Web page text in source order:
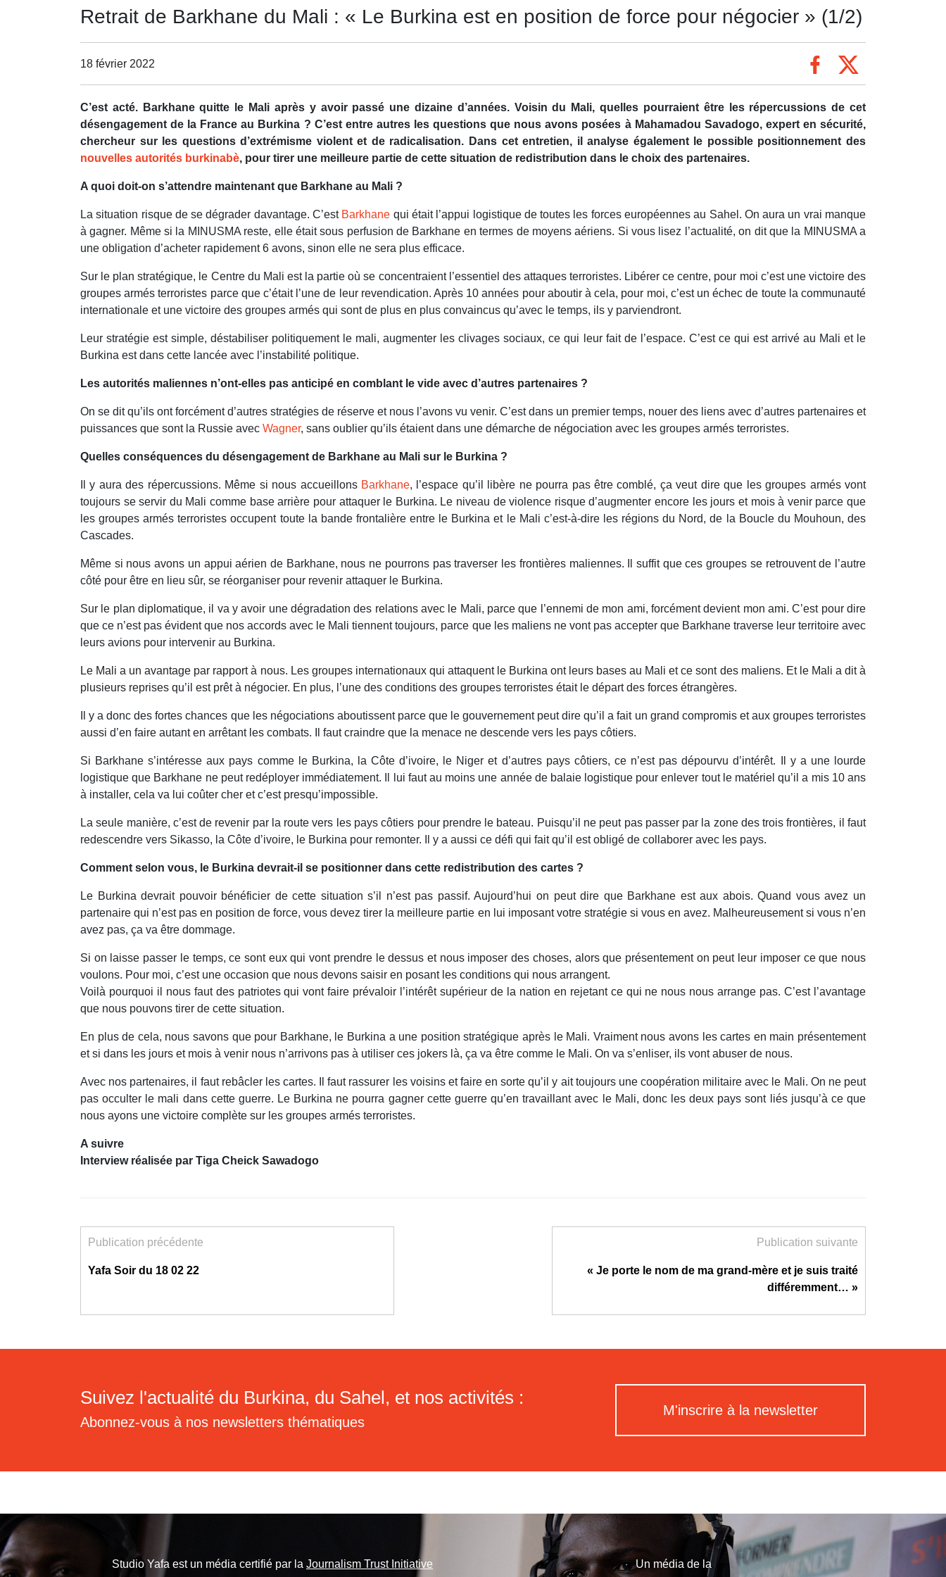
Retrait de Barkhane du Mali : « Le Burkina est en position de force pour négocier » (1/2)
18 février 2022
C’est acté. Barkhane quitte le Mali après y avoir passé une dizaine d’années. Voisin du Mali, quelles pourraient être les répercussions de cet
désengagement de la France au Burkina ? C’est entre autres les questions que nous avons posées à Mahamadou Savadogo, expert en sécurité,
chercheur sur les questions d’extrémisme violent et de radicalisation. Dans cet entretien, il analyse également le possible positionnement des
nouvelles autorités burkinabè, pour tirer une meilleure partie de cette situation de redistribution dans le choix des partenaires.
A quoi doit-on s’attendre maintenant que Barkhane au Mali ?
La situation risque de se dégrader davantage. C’est Barkhane qui était l’appui logistique de toutes les forces européennes au Sahel. On aura un vrai manque
à gagner. Même si la MINUSMA reste, elle était sous perfusion de Barkhane en termes de moyens aériens. Si vous lisez l’actualité, on dit que la MINUSMA a
une obligation d’acheter rapidement 6 avons, sinon elle ne sera plus efficace.
Sur le plan stratégique, le Centre du Mali est la partie où se concentraient l’essentiel des attaques terroristes. Libérer ce centre, pour moi c’est une victoire des
groupes armés terroristes parce que c’était l’une de leur revendication. Après 10 années pour aboutir à cela, pour moi, c’est un échec de toute la communauté
internationale et une victoire des groupes armés qui sont de plus en plus convaincus qu’avec le temps, ils y parviendront.
Leur stratégie est simple, déstabiliser politiquement le mali, augmenter les clivages sociaux, ce qui leur fait de l’espace. C’est ce qui est arrivé au Mali et le
Burkina est dans cette lancée avec l’instabilité politique.
Les autorités maliennes n’ont-elles pas anticipé en comblant le vide avec d’autres partenaires ?
On se dit qu’ils ont forcément d’autres stratégies de réserve et nous l’avons vu venir. C’est dans un premier temps, nouer des liens avec d’autres partenaires et
puissances que sont la Russie avec Wagner, sans oublier qu’ils étaient dans une démarche de négociation avec les groupes armés terroristes.
Quelles conséquences du désengagement de Barkhane au Mali sur le Burkina ?
Il y aura des répercussions. Même si nous accueillons Barkhane, l’espace qu’il libère ne pourra pas être comblé, ça veut dire que les groupes armés vont
toujours se servir du Mali comme base arrière pour attaquer le Burkina. Le niveau de violence risque d’augmenter encore les jours et mois à venir parce que
les groupes armés terroristes occupent toute la bande frontalière entre le Burkina et le Mali c’est-à-dire les régions du Nord, de la Boucle du Mouhoun, des
Cascades.
Même si nous avons un appui aérien de Barkhane, nous ne pourrons pas traverser les frontières maliennes. Il suffit que ces groupes se retrouvent de l’autre
côté pour être en lieu sûr, se réorganiser pour revenir attaquer le Burkina.
Sur le plan diplomatique, il va y avoir une dégradation des relations avec le Mali, parce que l’ennemi de mon ami, forcément devient mon ami. C’est pour dire
que ce n’est pas évident que nos accords avec le Mali tiennent toujours, parce que les maliens ne vont pas accepter que Barkhane traverse leur territoire avec
leurs avions pour intervenir au Burkina.
Le Mali a un avantage par rapport à nous. Les groupes internationaux qui attaquent le Burkina ont leurs bases au Mali et ce sont des maliens. Et le Mali a dit à
plusieurs reprises qu’il est prêt à négocier. En plus, l’une des conditions des groupes terroristes était le départ des forces étrangères.
Il y a donc des fortes chances que les négociations aboutissent parce que le gouvernement peut dire qu’il a fait un grand compromis et aux groupes terroristes
aussi d’en faire autant en arrêtant les combats. Il faut craindre que la menace ne descende vers les pays côtiers.
Si Barkhane s’intéresse aux pays comme le Burkina, la Côte d’ivoire, le Niger et d’autres pays côtiers, ce n’est pas dépourvu d’intérêt. Il y a une lourde
logistique que Barkhane ne peut redéployer immédiatement. Il lui faut au moins une année de balaie logistique pour enlever tout le matériel qu’il a mis 10 ans
à installer, cela va lui coûter cher et c’est presqu’impossible.
La seule manière, c’est de revenir par la route vers les pays côtiers pour prendre le bateau. Puisqu’il ne peut pas passer par la zone des trois frontières, il faut
redescendre vers Sikasso, la Côte d’ivoire, le Burkina pour remonter. Il y a aussi ce défi qui fait qu’il est obligé de collaborer avec les pays.
Comment selon vous, le Burkina devrait-il se positionner dans cette redistribution des cartes ?
Le Burkina devrait pouvoir bénéficier de cette situation s’il n’est pas passif. Aujourd’hui on peut dire que Barkhane est aux abois. Quand vous avez un
partenaire qui n’est pas en position de force, vous devez tirer la meilleure partie en lui imposant votre stratégie si vous en avez. Malheureusement si vous n’en
avez pas, ça va être dommage.
Si on laisse passer le temps, ce sont eux qui vont prendre le dessus et nous imposer des choses, alors que présentement on peut leur imposer ce que nous
voulons. Pour moi, c’est une occasion que nous devons saisir en posant les conditions qui nous arrangent.
Voilà pourquoi il nous faut des patriotes qui vont faire prévaloir l’intérêt supérieur de la nation en rejetant ce qui ne nous nous arrange pas. C’est l’avantage
que nous pouvons tirer de cette situation.
En plus de cela, nous savons que pour Barkhane, le Burkina a une position stratégique après le Mali. Vraiment nous avons les cartes en main présentement
et si dans les jours et mois à venir nous n’arrivons pas à utiliser ces jokers là, ça va être comme le Mali. On va s’enliser, ils vont abuser de nous.
Avec nos partenaires, il faut rebâcler les cartes. Il faut rassurer les voisins et faire en sorte qu’il y ait toujours une coopération militaire avec le Mali. On ne peut
pas occulter le mali dans cette guerre. Le Burkina ne pourra gagner cette guerre qu’en travaillant avec le Mali, donc les deux pays sont liés jusqu’à ce que
nous ayons une victoire complète sur les groupes armés terroristes.
A suivre
Interview réalisée par Tiga Cheick Sawadogo
Publication précédente
Yafa Soir du 18 02 22
Publication suivante
« Je porte le nom de ma grand-mère et je suis traité
différemment… »
Suivez l'actualité du Burkina, du Sahel, et nos activités :
Abonnez-vous à nos newsletters thématiques
M'inscrire à la newsletter
Studio Yafa est un média certifié par la Journalism Trust Initiative Un média de la